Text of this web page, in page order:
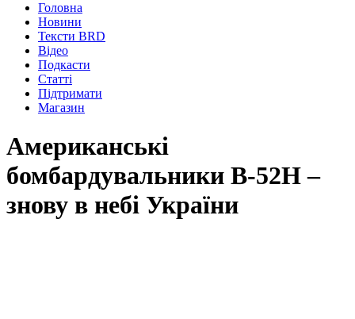
Головна
Новини
Тексти BRD
Відео
Подкасти
Статті
Підтримати
Магазин
Американські
бомбардувальники В-52Н –
знову в небі України